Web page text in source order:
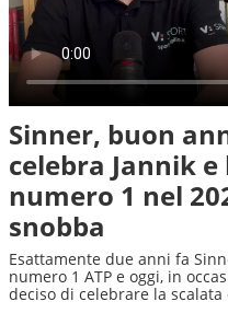
Sinner, buon
celebra Jannik
numero 1 nel
snobba
Esattamente due anni fa
numero 1 ATP e oggi, in
deciso di celebrare la